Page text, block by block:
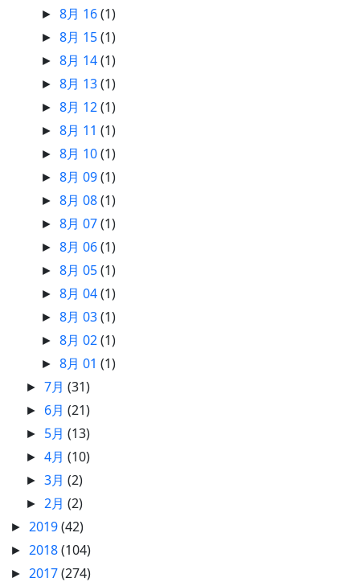
►8月 16(1)
►8月 15(1)
►8月 14(1)
►8月 13(1)
►8月 12(1)
►8月 11(1)
►8月 10(1)
►8月 09(1)
►8月 08(1)
►8月 07(1)
►8月 06(1)
►8月 05(1)
►8月 04(1)
►8月 03(1)
►8月 02(1)
►8月 01(1)
►7月(31)
► 6月(21)
► 5月(13)
►4月(10)
►3月(2)
► 2月(2)
► 2019(42)
► 2018(104)
► 2017(274)